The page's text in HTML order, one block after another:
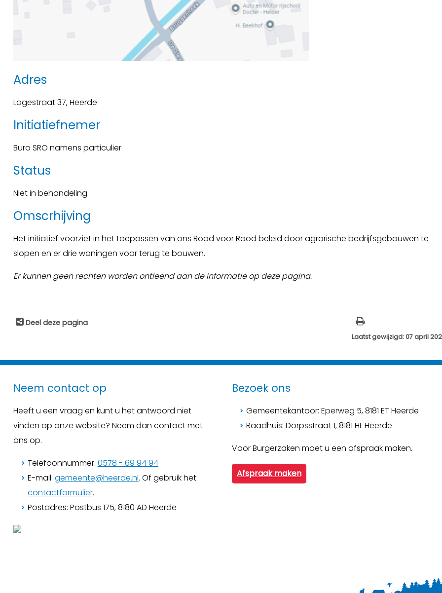
Adres
Lagestraat 37, Heerde
Initiatiefnemer
Buro SRO namens particulier
Status
Niet in behandeling
Omscrhijving
Het initiatief voorziet in het toepassen van ons Rood voor Rood beleid door agrarische bedrijfsgebouwen te
slopen en er drie woningen voor terug te bouwen.
Er kunnen geen rechten worden ontleend aan de informatie op deze pagina.
Deel deze pagina
Laatst gewijzigd: 07 april
Neem contact op
Heeft u een vraag en kunt u het antwoord niet
vinden op onze website? Neem dan contact met
ons op.
Telefoonnummer: 0578 - 69 94 94
E-mail: gemeente@heerde.nl. Of gebruik het
contactformulier.
Postadres: Postbus 175, 8180 AD Heerde
Bezoek ons
Gemeentekantoor: Eperweg 5, 8181 ET Heerde
Raadhuis: Dorpsstraat 1, 8181 HL Heerde
Voor Burgerzaken moet u een afspraak maken.
Afspraak maken